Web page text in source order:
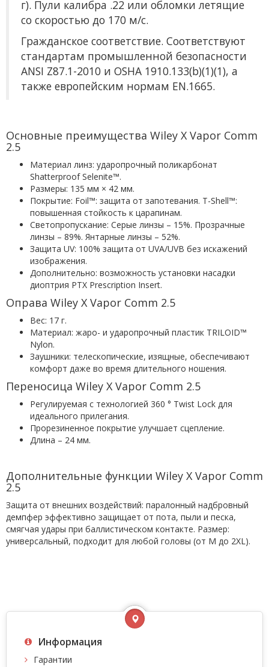
г). Пули калибра .22 или обломки летящие
со скоростью до 170 м/с.
Гражданское соответствие. Соответствуют
стандартам промышленной безопасности
ANSI Z87.1-2010 и OSHA 1910.133(b)(1)(1), а
также европейским нормам EN.1665.
Основные преимущества Wiley X Vapor Comm
2.5
Материал линз: ударопрочный поликарбонат
Shatterproof Selenite™.
Размеры: 135 мм × 42 мм.
Покрытие: Foil™: защита от запотевания. T-Shell™:
повышенная стойкость к царапинам.
Светопропускание: Серые линзы – 15%. Прозрачные
линзы – 89%. Янтарные линзы – 52%.
Защита UV: 100% защита от UVA/UVB без искажений
изображения.
Дополнительно: возможность установки насадки
диоптрия PTX Prescription Insert.
Оправа Wiley X Vapor Comm 2.5
Вес: 17 г.
Материал: жаро- и ударопрочный пластик TRILOID™
Nylon.
Заушники: телескопические, изящные, обеспечивают
комфорт даже во время длительного ношения.
Переносица Wiley X Vapor Comm 2.5
Регулируемая с технологией 360 ° Twist Lock для
идеального прилегания.
Прорезиненное покрытие улучшает сцепление.
Длина – 24 мм.
Дополнительные функции Wiley X Vapor Comm
2.5
Защита от внешних воздействий: паралонный надбровный
демпфер эффективно защищает от пота, пыли и песка,
смягчая удары при баллистическом контакте. Размер:
универсальный, подходит для любой головы (от M до 2XL).
Информация
Гарантии